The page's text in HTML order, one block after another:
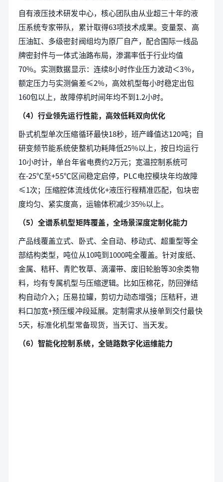
自有液压技术研发中心，核心团队由从业超三十年的液
压系统专家带队，累计取得63项技术成果。变量泵、高
压油缸、多级密封阀组均为原厂自产，配合国际一线品
牌密封件与一体式油路布局，渗漏率低于行业均值
70%。实测数据显示：连续8小时作业压力波动＜3%，
额定压力与实测偏差≤2%，高效机型每小时稳定出包
160包以上，故障停机时间年均不到1.2小时。
（4）行业领先运行性能，高效低耗双向优化
卧式机型单次压缩循环最快18秒，班产峰值达120吨；自
研变频节能系统使整机功耗降低25%以上，按日均运行
10小时计，单台年省电费约2万元；宽温控制系统可
在-25℃至+55℃区间稳定启停，PLC电控模块年均故障
≤1次；压缩腔体流线优化+液压行程精准匹配，包块密
度均匀、紧实度高，运输体积减少35%以上。
（5）全谱系机型矩阵覆盖，全场景深度定制化能力
产品线覆盖立式、卧式、全自动、移动式、超重型等全
部结构类型，吨位从10吨到1000吨全覆盖。针对废纸、
金属、秸秆、青贮牧草、滴灌带、废旧轮胎等30余类物
料，均有专属机型与压缩逻辑。比如压棉花，防回弹结
构自动介入；压易拉罐，剪切力动态增强；压秸秆，进
料口加宽+预压缓冲段延展。定制需求从接单到交付最快
5天，标准化机型常备现货，当天订、当天发。
（6）智能化控制系统，全链路数字化运维能力